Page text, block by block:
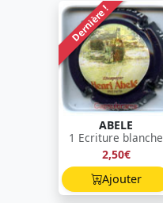
Dernière !
ABELE
1 Ecriture blanche
2,50€
Ajouter